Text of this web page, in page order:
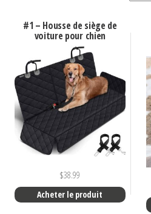
#1 – Housse de siège de
voiture pour chien
$38.99
Acheter le produit